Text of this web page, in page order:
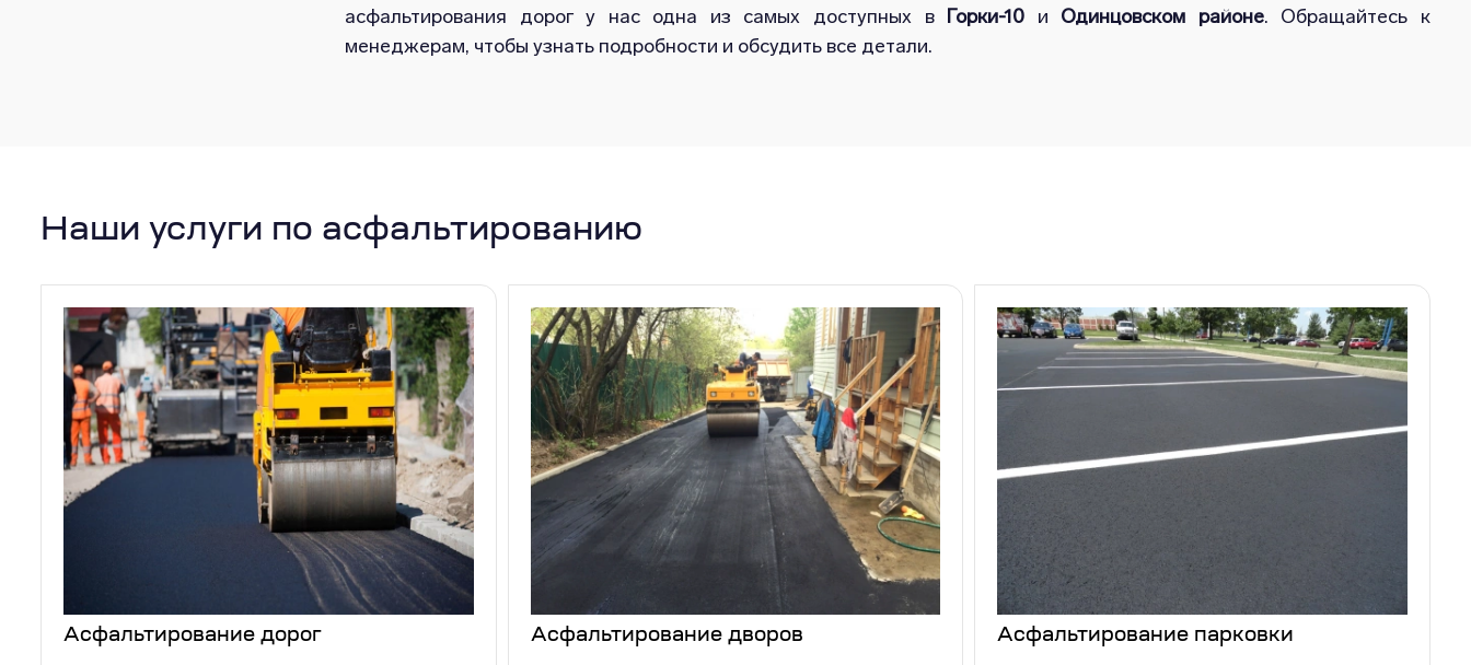
асфальтирования дорог у нас одна из самых доступных в Горки-10 и Одинцовском районе. Обращайтесь к
менеджерам, чтобы узнать подробности и обсудить все детали.
Наши услуги по асфальтированию
Асфальтирование дорог Асфальтирование дворов Асфальтирование парковки